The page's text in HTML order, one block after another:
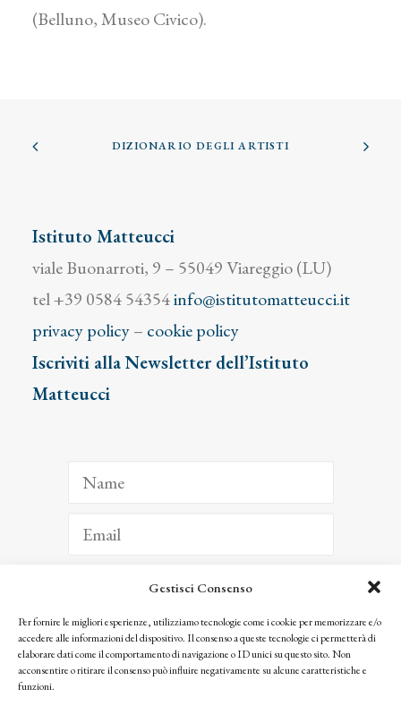
Gestisci Consenso
Per fornire le migliori esperienze, utilizziamo tecnologie come i cookie per memorizzare e/o
accedere alle informazioni del dispositivo. Il consenso a queste tecnologie ci permetterà di
elaborare dati come il comportamento di navigazione o ID unici su questo sito. Non
acconsentire o ritirare il consenso può influire negativamente su alcune caratteristiche e
funzioni.
(Belluno, Museo Civico).
DIZIONARIO DEGLI ARTISTI
Istituto Matteucci
viale Buonarroti, 9 – 55049 Viareggio (LU)
tel +39 0584 54354info@istitutomatteucci.it
privacy policy– cookie policy
Iscriviti alla Newsletter dell’Istituto
Matteucci
ISCRIVITI
Facendo clic per iscriverti, riconosci che le tue informazioni saranno trattate
seguendo la nostra Privacy Policy
© 2025 Istituto Matteucci. All right reserved